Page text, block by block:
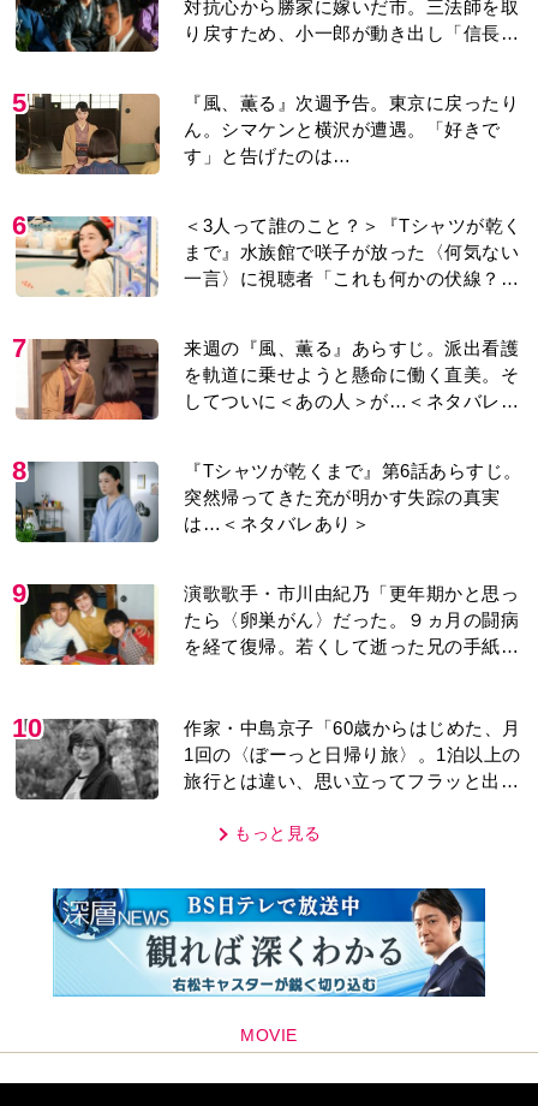
突然帰ってきた充が明かす失踪の真実
は…＜ネタバレあり＞
9
演歌歌手・市川由紀乃「更年期かと思っ
たら〈卵巣がん〉だった。９ヵ月の闘病
を経て復帰。若くして逝った兄の手紙を
10
作家・中島京子「60歳からはじめた、月
1回の〈ぼーっと日帰り旅〉。1泊以上の
BEST】もっと見る
編集部おすすめ